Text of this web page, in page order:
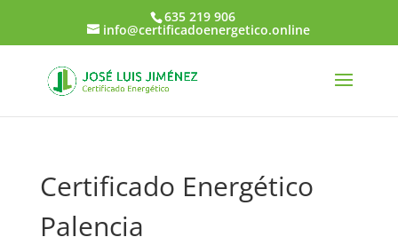
635 219 906
info@certificadoenergetico.online
Certificado Energético
Palencia